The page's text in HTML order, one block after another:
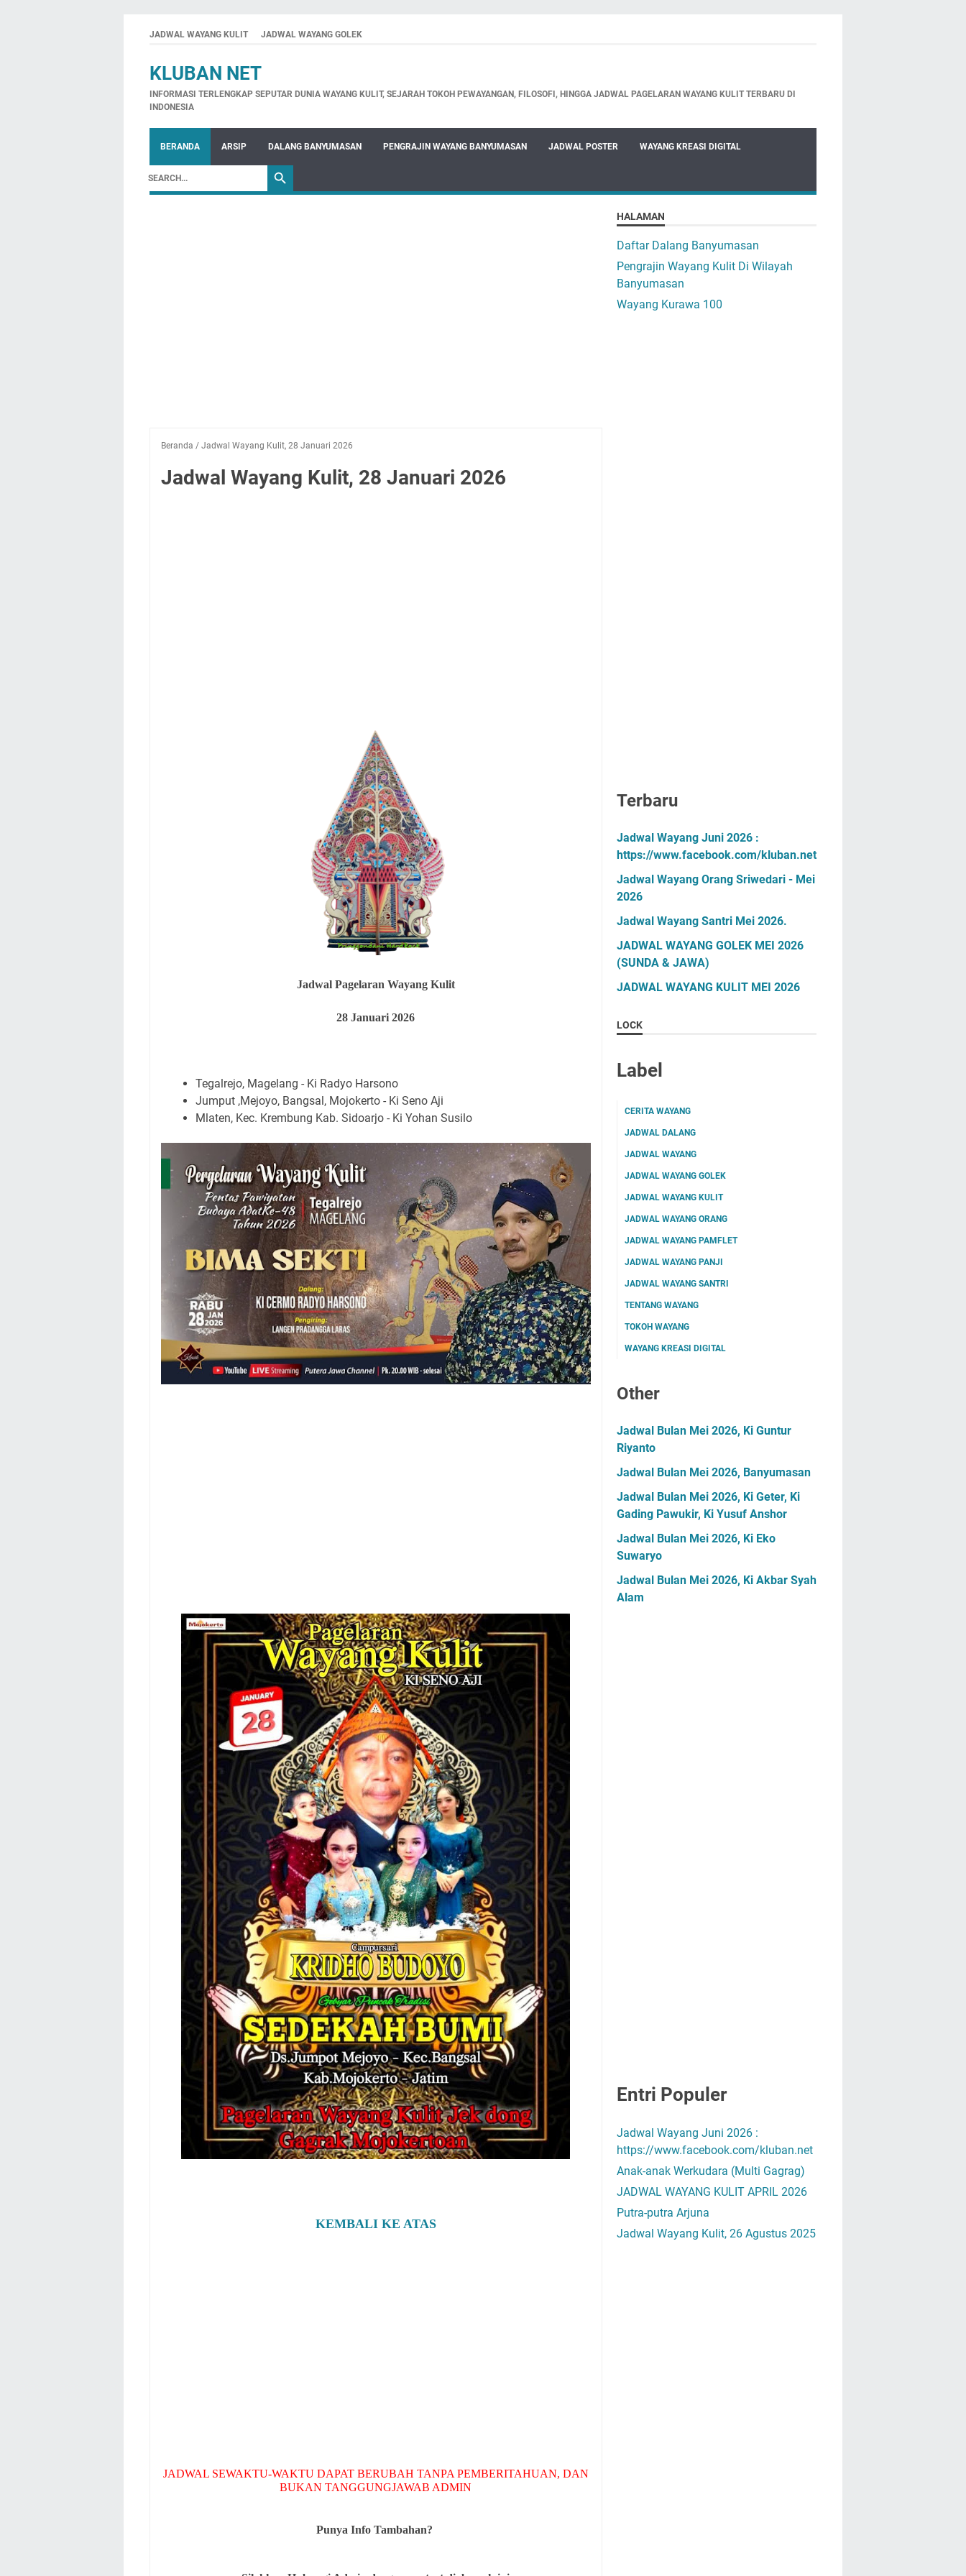
JADWAL WAYANG KULIT JADWAL WAYANG GOLEK
KLUBAN NET
INFORMASI TERLENGKAP SEPUTAR DUNIA WAYANG KULIT, SEJARAH TOKOH PEWAYANGAN, FILOSOFI, HINGGA JADWAL PAGELARAN WAYANG KULIT TERBARU DI
INDONESIA
BERANDA ARSIP DALANG BANYUMASAN PENGRAJIN WAYANG BANYUMASAN JADWAL POSTER WAYANG KREASI DIGITAL
Beranda / Jadwal Wayang Kulit, 28 Januari 2026
Jadwal Wayang Kulit, 28 Januari 2026
Jadwal Pagelaran Wayang Kulit
28Januari 2026
Tegalrejo, Magelang - Ki Radyo Harsono
Jumput ,Mejoyo, Bangsal, Mojokerto - Ki Seno Aji
Mlaten, Kec. Krembung Kab. Sidoarjo - Ki Yohan Susilo
KEMBALI KE ATAS
JADWAL SEWAKTU-WAKTU DAPAT BERUBAH TANPA PEMBERITAHUAN, DAN
BUKAN TANGGUNGJAWAB ADMIN
Punya Info Tambahan?
HALAMAN
Daftar Dalang Banyumasan
Pengrajin Wayang Kulit Di Wilayah
Banyumasan
Wayang Kurawa 100
Terbaru
Jadwal Wayang Juni 2026 :
https://www.facebook.com/kluban.net
Jadwal Wayang Orang Sriwedari - Mei
2026
Jadwal Wayang Santri Mei 2026.
JADWAL WAYANG GOLEK MEI 2026
(SUNDA & JAWA)
JADWAL WAYANG KULIT MEI 2026
LOCK
Label
CERITA WAYANG
JADWAL DALANG
JADWAL WAYANG
JADWAL WAYANG GOLEK
JADWAL WAYANG KULIT
JADWAL WAYANG ORANG
JADWAL WAYANG PAMFLET
JADWAL WAYANG PANJI
JADWAL WAYANG SANTRI
TENTANG WAYANG
TOKOH WAYANG
WAYANG KREASI DIGITAL
Other
Jadwal Bulan Mei 2026, Ki Guntur
Riyanto
Jadwal Bulan Mei 2026, Banyumasan
Jadwal Bulan Mei 2026, Ki Geter, Ki
Gading Pawukir, Ki Yusuf Anshor
Jadwal Bulan Mei 2026, Ki Eko
Suwaryo
Jadwal Bulan Mei 2026, Ki Akbar Syah
Alam
Entri Populer
Jadwal Wayang Juni 2026 :
https://www.facebook.com/kluban.net
Anak-anak Werkudara (Multi Gagrag)
JADWAL WAYANG KULIT APRIL 2026
Putra-putra Arjuna
Jadwal Wayang Kulit, 26 Agustus 2025